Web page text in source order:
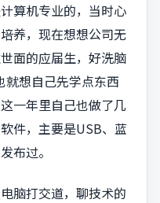
算机专业的，当时心
养，现在想想公司无
面的应届生，好洗脑
就想自己先学点东西
一年里自己也做了几
件，主要是USB、蓝
布过。
脑打交道，聊技术的